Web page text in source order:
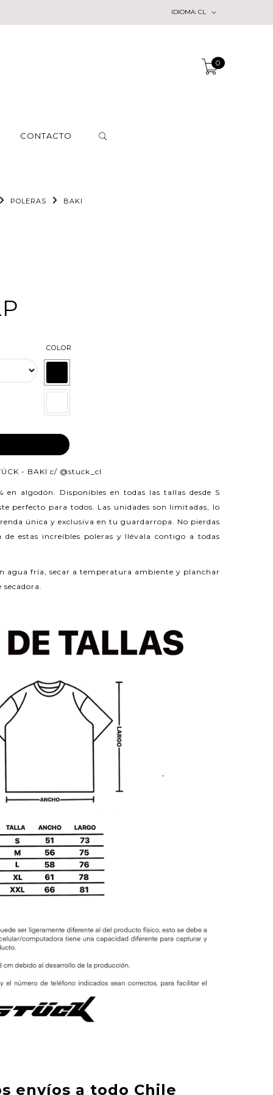
IDIOMA: CL
0
CONTACTO
POLERAS BAKI
COLOR
- BAKI c/ @stuck_cl
en algodón. Disponibles en todas las tallas desde S
perfecto para todos. Las unidades son limitadas, lo
única y exclusiva en tu guardarropa. No pierdas
estas increíbles poleras y llévala contigo a todas
agua fría, secar a temperatura ambiente y planchar
envíos a todo Chile